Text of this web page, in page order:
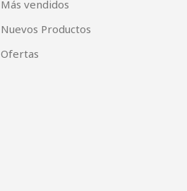
Más vendidos
Nuevos Productos
Ofertas